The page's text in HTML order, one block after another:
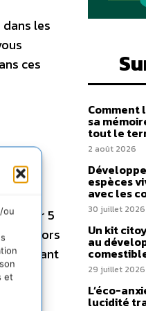
ou
et
les
ces
5
20h (hors
d’avant
Comment
sa
tout le
2 août 2026
espèces
avec les
30 juillet 2026
Un kit
au
29 juillet 2026
L’éco-
lucidité